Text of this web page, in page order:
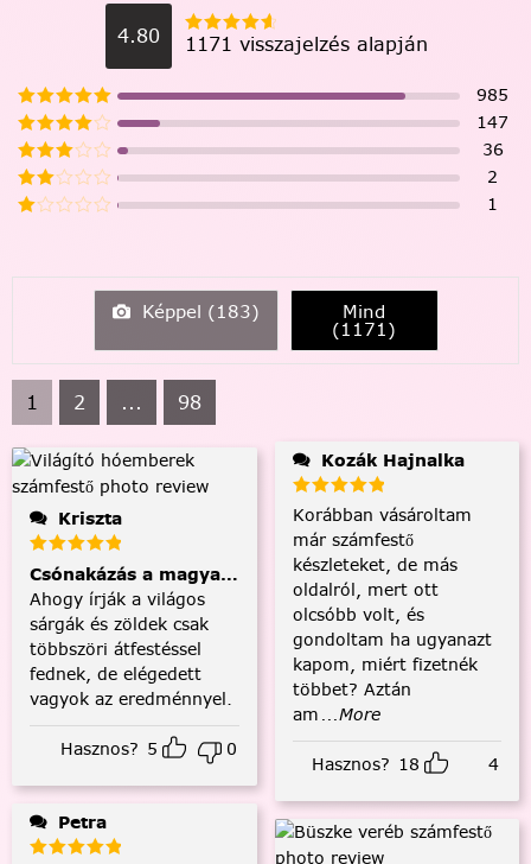
4.80 1171 visszajelzés alapján
985
147
36
2
1
Képpel (183) Mind
(1171)
1 2 ... 98
Kriszta
Csónakázás a magyar tengeren
Ahogy írják a világos
sárgák és zöldek csak
többszöri átfestéssel
fednek, de elégedett
vagyok az eredménnyel.
Hasznos? 5 0
Petra
Kozák Hajnalka
Korábban vásároltam
már számfestő
készleteket, de más
oldalról, mert ott
olcsóbb volt, és
gondoltam ha ugyanazt
kapom, miért fizetnék
többet? Aztán
am ...More
Hasznos? 18 4